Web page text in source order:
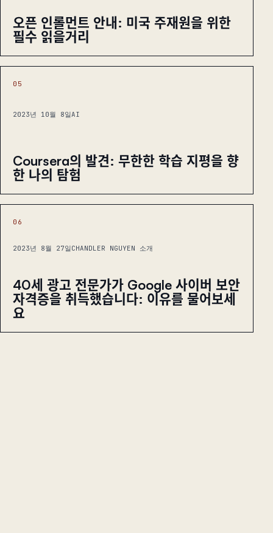
오픈 인롤먼트 안내: 미국 주재원을 위한
필수 읽을거리
05
2023년 10월 8일AI
Coursera의 발견: 무한한 학습 지평을 향
한 나의 탐험
06
2023년 8월 27일CHANDLER NGUYEN 소개
40세 광고 전문가가 Google 사이버 보안
자격증을 취득했습니다: 이유를 물어보세
요